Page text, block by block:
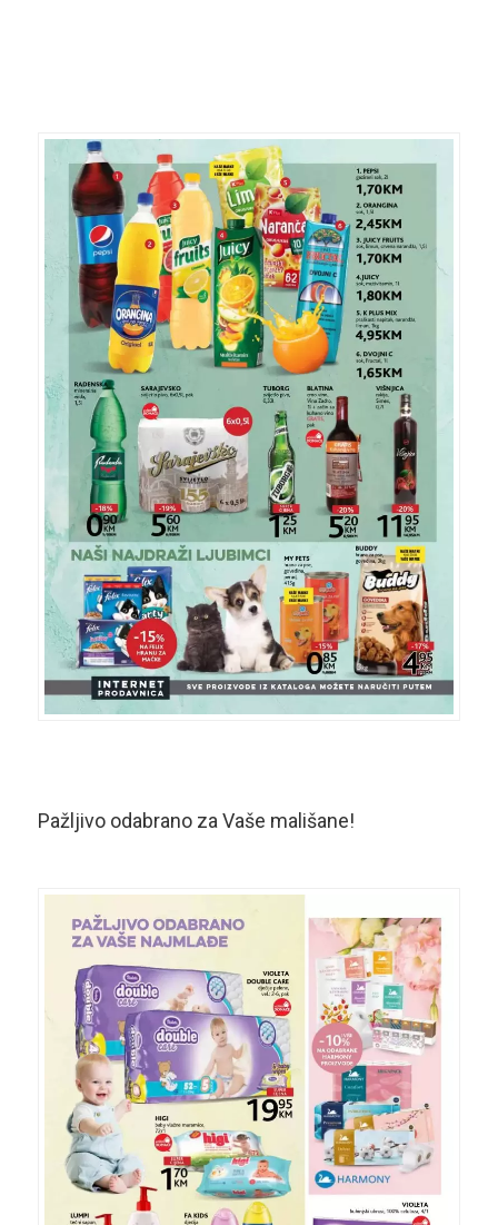
Pažljivo odabrano za Vaše mališane!